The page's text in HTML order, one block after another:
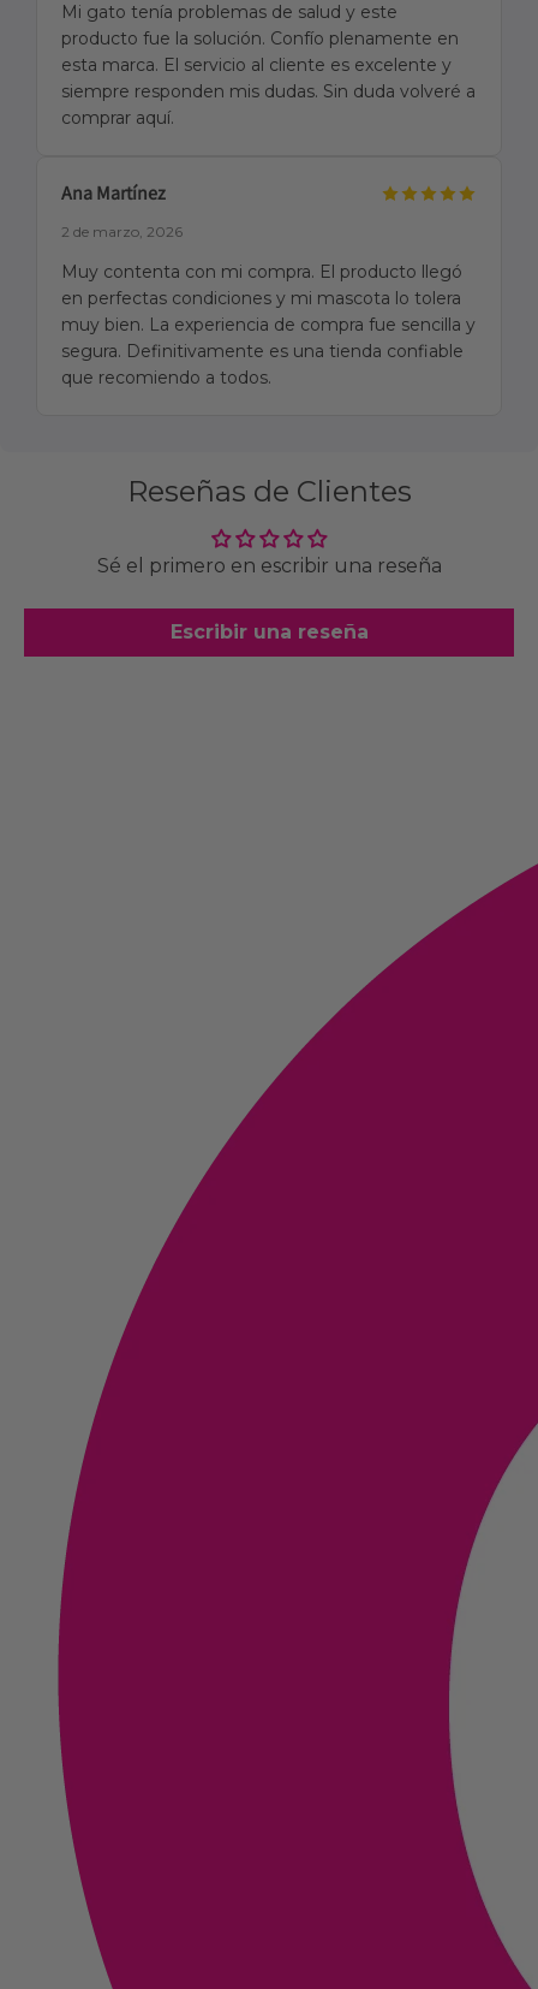
Mi gato tenía problemas de salud y este
producto fue la solución. Confío plenamente en
esta marca. El servicio al cliente es excelente y
siempre responden mis dudas. Sin duda volveré a
comprar aquí.
Ana Martínez
2 de marzo, 2026
Muy contenta con mi compra. El producto llegó
en perfectas condiciones y mi mascota lo tolera
muy bien. La experiencia de compra fue sencilla y
segura. Definitivamente es una tienda confiable
que recomiendo a todos.
Reseñas de Clientes
Sé el primero en escribir una reseña
Escribir una reseña